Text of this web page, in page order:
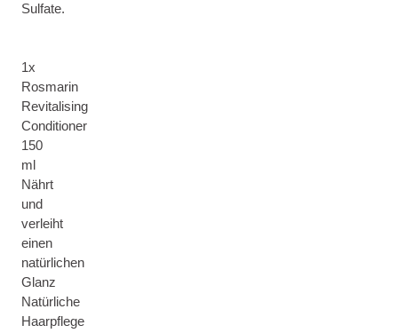
Sulfate.
1x
Rosmarin
Revitalising
Conditioner
150
ml
Nährt
und
verleiht
einen
natürlichen
Glanz
Natürliche
Haarpflege